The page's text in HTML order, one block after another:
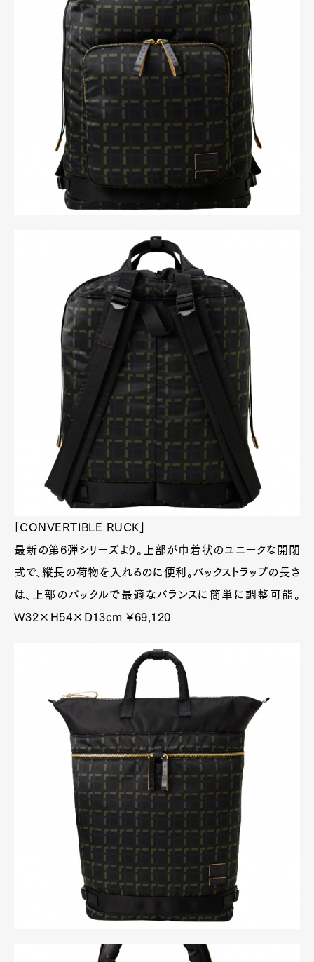
「CONVERTIBLE RUCK」
最新の第6弾シリーズより。上部が巾着状のユニークな開閉
式で、縦長の荷物を入れるのに便利。バックストラップの長さ
は、上部のバックルで最適なバランスに簡単に調整可能。
W32×H54×D13cm ¥69,120